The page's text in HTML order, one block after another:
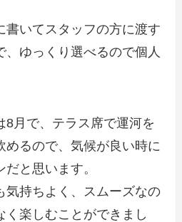
書いてスタッフの方に渡す
、ゆっくり選べるので個人
8月で、テラス席で運河を
めるので、気候が良い時に
と思います。
気持ちよく、スムーズなの
く楽しむことができまし